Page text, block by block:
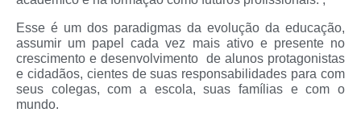
Esse é um dos paradigmas da evolução da educação,
assumir um papel cada vez mais ativo e presente no
crescimento e desenvolvimento de alunos protagonistas
e cidadãos, cientes de suas responsabilidades para com
seus colegas, com a escola, suas famílias e com o
mundo.